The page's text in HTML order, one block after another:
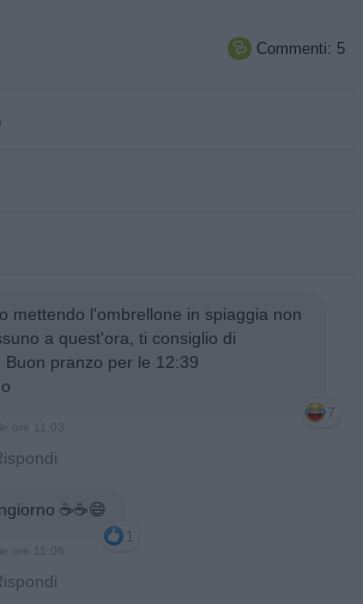
 Commenti: 5
mettendo l'ombrellone in spiaggia non
a quest'ora, ti consiglio di
Buon pranzo per le 12:39
7
ore 11:03
☕☕😄
1
ore 11:06